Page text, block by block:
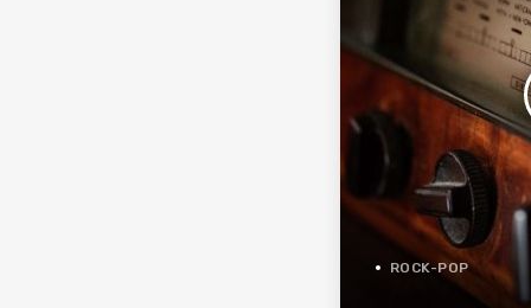
ROCK-POP